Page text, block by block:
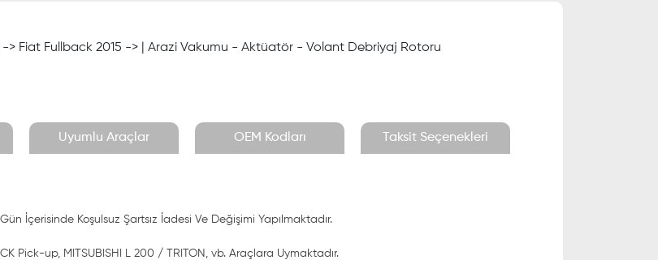
-> Fiat Fullback 2015 -> | Arazi Vakumu - Aktüatör - Volant Debriyaj Rotoru
Uyumlu Araçlar OEM Kodları Taksit Seçenekleri
İçerisinde Koşulsuz Şartsız İadesi Ve Değişimi Yapılmaktadır.
Pick-up, MITSUBISHI L 200 / TRITON, vb. Araçlara Uymaktadır.